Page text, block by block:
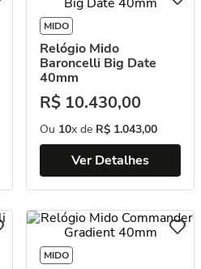
MIDO
Relógio Mido
Baroncelli Big Date
40mm
R$ 10.430,00
Ou 10x de R$ 1.043,00
Ver Detalhes
MIDO